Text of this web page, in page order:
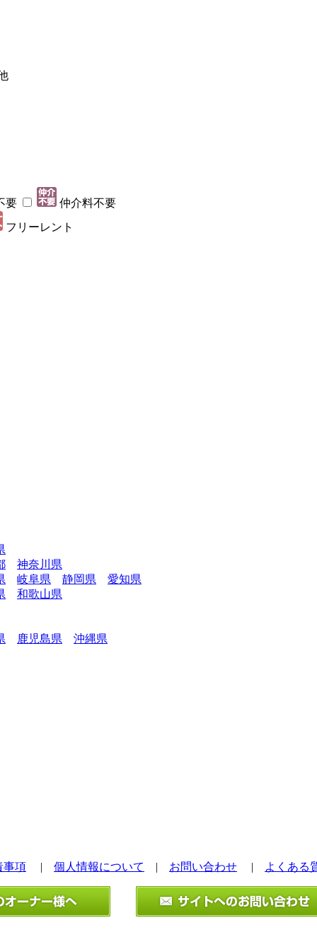
要
仲介料不要
フリーレント
神奈川県
岐阜県 静岡県
愛知県
和歌山県
鹿児島県 沖縄県
事項 | 個人情報について | お問い合わせ | よくある